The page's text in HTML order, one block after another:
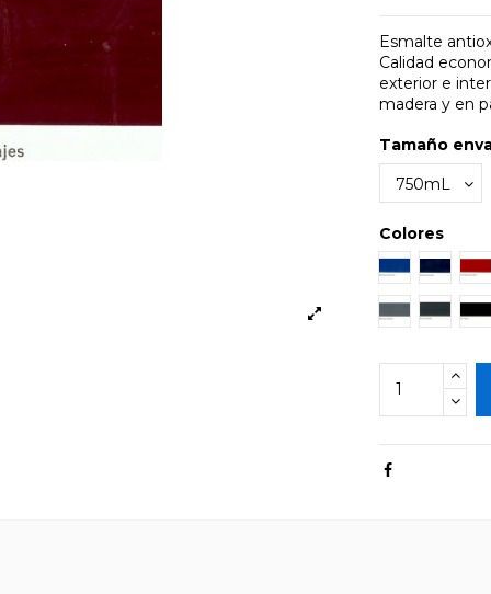
Esmalte
Calidad
exterior e
madera y en
Tamaño
Colores
Azul Azul
Gris Azulado
Gris